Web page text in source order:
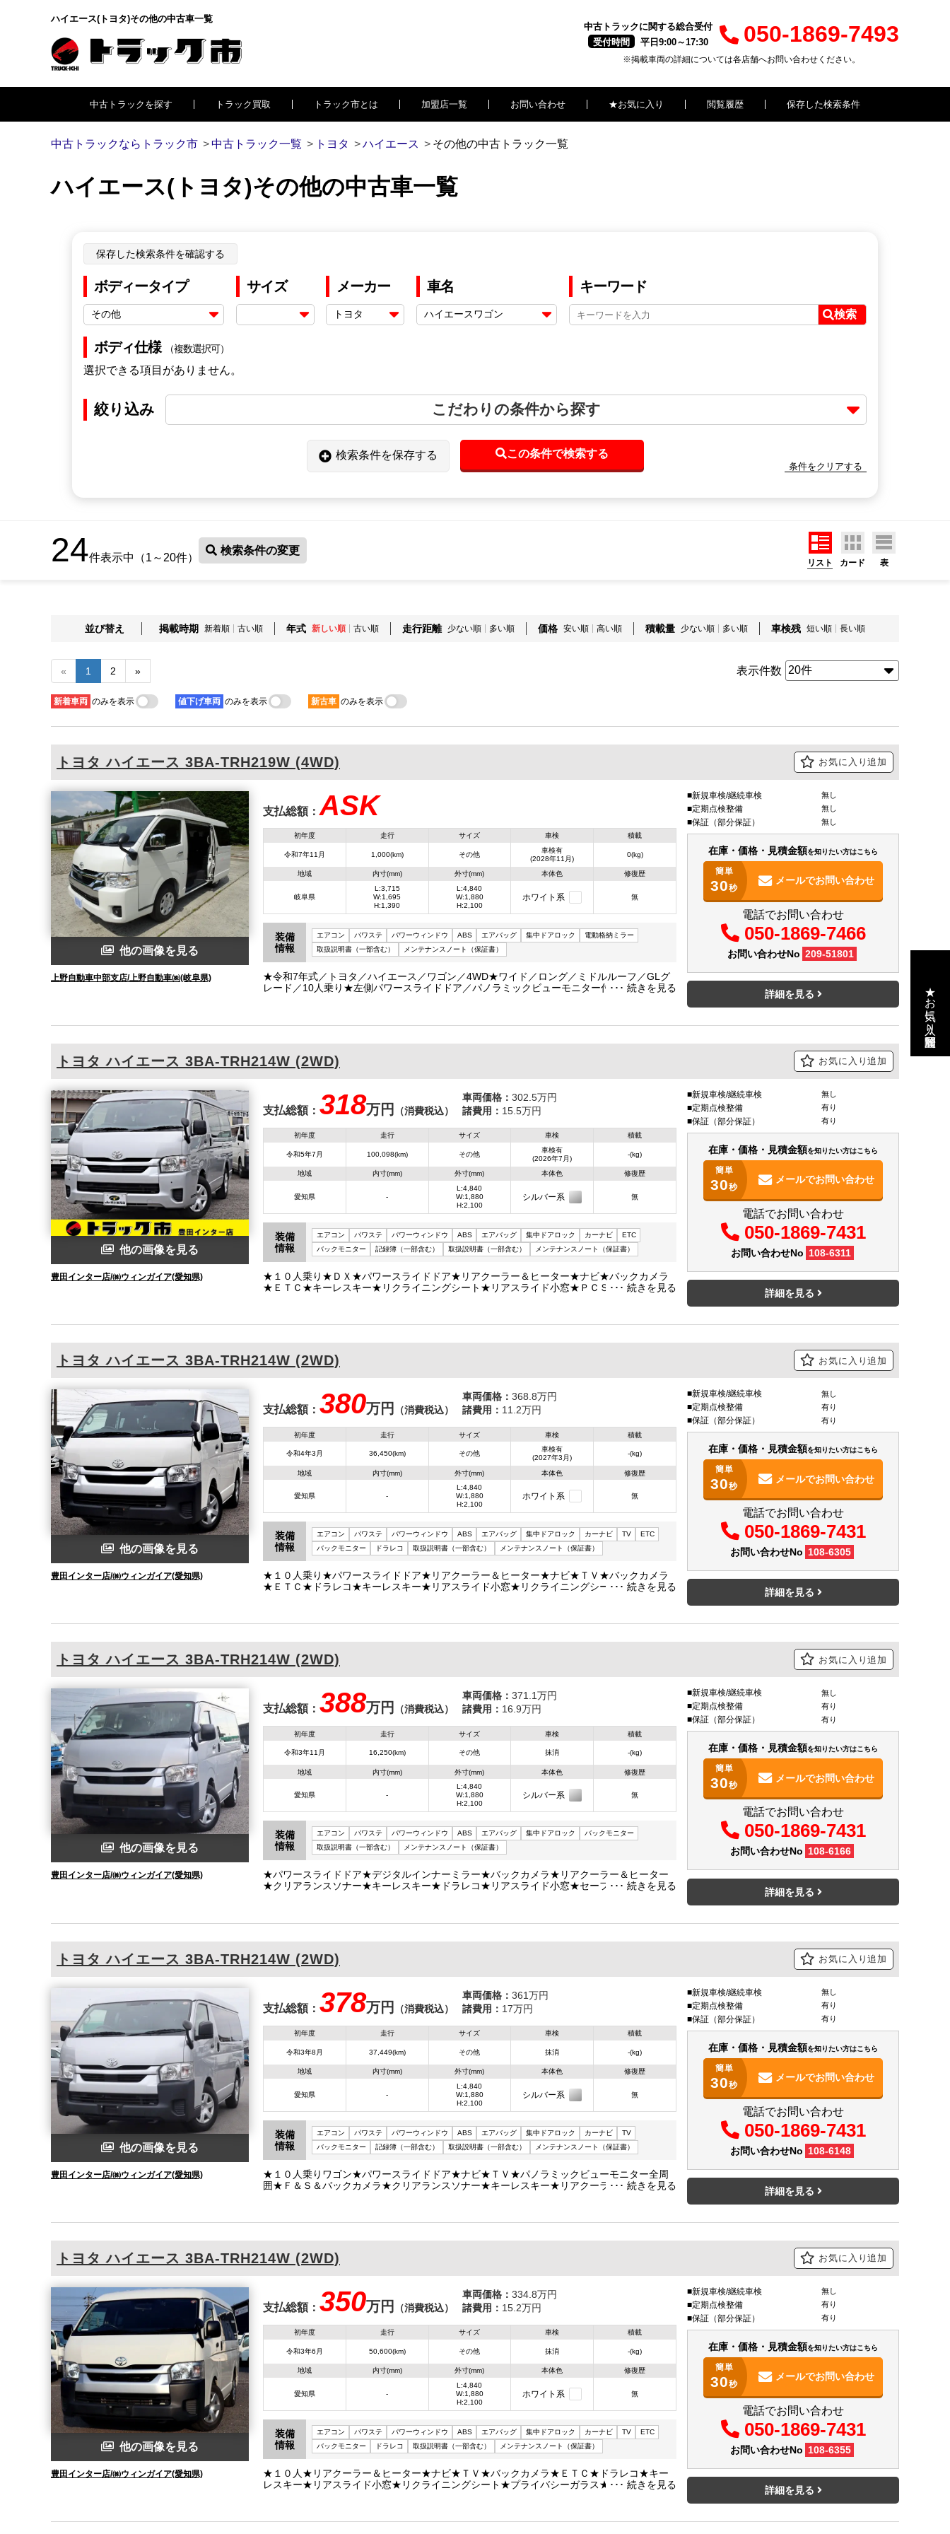
ハイエース(トヨタ)その他の中古車一覧
中古トラックに関する総合受付
受付時間
平日9:00～17:30 050-1869-7493
※掲載車両の詳細については各店舗へお問い合わせください。
中古トラックを探す トラック買取 トラック市とは 加盟店一覧 お問い合わせ ★お気に入り 閲覧履歴 保存した検索条件
中古トラックならトラック市 中古トラック一覧 トヨタ ハイエース その他の中古トラック一覧
ハイエース(トヨタ)その他の中古車一覧
保存した検索条件を確認する
ボディータイプ サイズ メーカー 車名 キーワード
検索
ボディ仕様 （複数選択可）
選択できる項目がありません。
絞り込み こだわりの条件から探す
検索条件を保存する この条件で検索する
条件をクリアする
24件表示中（1～20件）
検索条件の変更
リスト カード 表
並び替え 掲載時期 新着順 古い順 年式 新しい順 古い順 走行距離 少ない順 多い順 価格 安い順 高い順 積載量 少ない順 多い順 車検残 短い順 長い順
表示件数
« 1 2 »
新着車両 のみを表示 値下げ車両 のみを表示 新古車 のみを表示
トヨタ ハイエース 3BA-TRH219W (4WD) お気に入り追加
他の画像を見る
上野自動車中部支店/上野自動車㈱(岐阜県)
支払総額： ASK
初年度
令和7年11月
走行
1,000(km)
サイズ
その他
車検
車検有
(2028年11月)
積載
0(kg)
地域
岐阜県
内寸(mm)
L:3,715
W:1,695
H:1,390
外寸(mm)
L:4,840
W:1,880
H:2,100
本体色
ホワイト系
修復歴
無
装備
情報
エアコン パワステ パワーウィンドウ ABS エアバッグ 集中ドアロック
電動格納ミラー
取扱説明書（一部含む）
メンテナンスノート（保証書）
★令和7年式／トヨタ／ハイエース／ワゴン／4WD★ワイド／ロング／ミドルルーフ／GLグ
レード／10人乗り★左側パワースライドドア／パノラミックビューモニター付★デジタルイ
新規車検/継続車検 無し
定期点検整備 無し
保証（部分保証） 無し
在庫・価格・見積金額を知りたい方はこちら
簡単
30秒
メールでお問い合わせ
電話でお問い合わせ
050-1869-7466
お問い合わせNo 209-51801
詳細を見る
トヨタ ハイエース 3BA-TRH214W (2WD) お気に入り追加
他の画像を見る
豊田インター店/㈱ウィンガイア(愛知県)
支払総額： 318万円 （消費税込）
車両価格： 302.5万円
諸費用： 15.5万円
初年度
令和5年7月
走行
100,098(km)
サイズ
その他
車検
車検有
(2026年7月)
積載
-(kg)
地域
愛知県
内寸(mm)
-
外寸(mm)
L:4,840
W:1,880
H:2,100
本体色
シルバー系
修復歴
無
装備
情報
エアコン パワステ パワーウィンドウ ABS エアバッグ 集中ドアロック カーナビ
ETC
バックモニター
記録簿（一部含む） 取扱説明書（一部含む） メンテナンスノート（保証書）
★１０人乗り★ＤＸ★パワースライドドア★リアクーラー＆ヒーター★ナビ★バックカメラ
★ＥＴＣ★キーレスキー★リクライニングシート★リアスライド小窓★ＰＣＳ★ＬＤＡ★Ｖ
新規車検/継続車検 無し
定期点検整備 有り
保証（部分保証） 有り
在庫・価格・見積金額を知りたい方はこちら
簡単
30秒
メールでお問い合わせ
電話でお問い合わせ
050-1869-7431
お問い合わせNo 108-6311
詳細を見る
トヨタ ハイエース 3BA-TRH214W (2WD) お気に入り追加
他の画像を見る
豊田インター店/㈱ウィンガイア(愛知県)
支払総額： 380万円 （消費税込）
車両価格： 368.8万円
諸費用： 11.2万円
初年度
令和4年3月
走行
36,450(km)
サイズ
その他
車検
車検有
(2027年3月)
積載
-(kg)
地域
愛知県
内寸(mm)
-
外寸(mm)
L:4,840
W:1,880
H:2,100
本体色
ホワイト系
修復歴
無
装備
情報
エアコン パワステ パワーウィンドウ ABS エアバッグ 集中ドアロック カーナビ TV
ETC
バックモニター
ドラレコ 取扱説明書（一部含む） メンテナンスノート（保証書）
★１０人乗り★パワースライドドア★リアクーラー＆ヒーター★ナビ★ＴＶ★バックカメラ
★ＥＴＣ★ドラレコ★キーレスキー★リアスライド小窓★リクライニングシート★ＰＣＳ★
新規車検/継続車検 無し
定期点検整備 有り
保証（部分保証） 有り
在庫・価格・見積金額を知りたい方はこちら
簡単
30秒
メールでお問い合わせ
電話でお問い合わせ
050-1869-7431
お問い合わせNo 108-6305
詳細を見る
トヨタ ハイエース 3BA-TRH214W (2WD) お気に入り追加
他の画像を見る
豊田インター店/㈱ウィンガイア(愛知県)
支払総額： 388万円 （消費税込）
車両価格： 371.1万円
諸費用： 16.9万円
初年度
令和3年11月
走行
16,250(km)
サイズ
その他
車検
抹消
積載
-(kg)
地域
愛知県
内寸(mm)
-
外寸(mm)
L:4,840
W:1,880
H:2,100
本体色
シルバー系
修復歴
無
装備
情報
エアコン パワステ パワーウィンドウ ABS エアバッグ 集中ドアロック
バックモニター
取扱説明書（一部含む）
メンテナンスノート（保証書）
★パワースライドドア★デジタルインナーミラー★バックカメラ★リアクーラー＆ヒーター
★クリアランスソナー★キーレスキー★ドラレコ★リアスライド小窓★セーフティセンス★
新規車検/継続車検 無し
定期点検整備 有り
保証（部分保証） 有り
在庫・価格・見積金額を知りたい方はこちら
簡単
30秒
メールでお問い合わせ
電話でお問い合わせ
050-1869-7431
お問い合わせNo 108-6166
詳細を見る
トヨタ ハイエース 3BA-TRH214W (2WD) お気に入り追加
他の画像を見る
豊田インター店/㈱ウィンガイア(愛知県)
支払総額： 378万円 （消費税込）
車両価格： 361万円
諸費用： 17万円
初年度
令和3年8月
走行
37,449(km)
サイズ
その他
車検
抹消
積載
-(kg)
地域
愛知県
内寸(mm)
-
外寸(mm)
L:4,840
W:1,880
H:2,100
本体色
シルバー系
修復歴
無
装備
情報
エアコン パワステ パワーウィンドウ ABS エアバッグ 集中ドアロック カーナビ
TV
バックモニター
記録簿（一部含む） 取扱説明書（一部含む） メンテナンスノート（保証書）
★１０人乗りワゴン★パワースライドドア★ナビ★ＴＶ★パノラミックビューモニター全周
囲★Ｆ＆Ｓ＆バックカメラ★クリアランスソナー★キーレスキー★リアクーラー＆ヒーター
新規車検/継続車検 無し
定期点検整備 有り
保証（部分保証） 有り
在庫・価格・見積金額を知りたい方はこちら
簡単
30秒
メールでお問い合わせ
電話でお問い合わせ
050-1869-7431
お問い合わせNo 108-6148
詳細を見る
トヨタ ハイエース 3BA-TRH214W (2WD) お気に入り追加
他の画像を見る
豊田インター店/㈱ウィンガイア(愛知県)
支払総額： 350万円 （消費税込）
車両価格： 334.8万円
諸費用： 15.2万円
初年度
令和3年6月
走行
50,600(km)
サイズ
その他
車検
抹消
積載
-(kg)
地域
愛知県
内寸(mm)
-
外寸(mm)
L:4,840
W:1,880
H:2,100
本体色
ホワイト系
修復歴
無
装備
情報
エアコン パワステ パワーウィンドウ ABS エアバッグ 集中ドアロック カーナビ TV
ETC
バックモニター
ドラレコ 取扱説明書（一部含む） メンテナンスノート（保証書）
★１０人★リアクーラー＆ヒーター★ナビ★ＴＶ★バックカメラ★ＥＴＣ★ドラレコ★キー
レスキー★リアスライド小窓★リクライニングシート★プライバシーガラス★ＰＣＳ★ＬＤ
新規車検/継続車検 無し
定期点検整備 有り
保証（部分保証） 有り
在庫・価格・見積金額を知りたい方はこちら
簡単
30秒
メールでお問い合わせ
電話でお問い合わせ
050-1869-7431
お問い合わせNo 108-6355
詳細を見る
★お気に入り・閲覧履歴